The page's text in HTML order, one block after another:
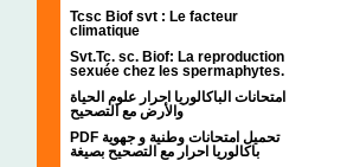
Tcsc Biof svt : Le facteur
climatique
Svt.Tc. sc. Biof: La reproduction
sexuée chez les spermaphytes.
امتحانات الباكالوريا احرار علوم الحياة
والأرض مع التصحيح
PDF تحميل امتحانات وطنية و جهوية
باكالوريا احرار مع التصحيح بصيغة